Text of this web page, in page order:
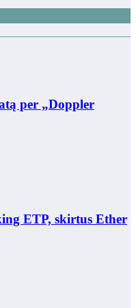
per „Doppler
ETP, skirtus Ether